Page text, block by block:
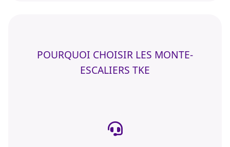
POURQUOI CHOISIR LES MONTE-
ESCALIERS TKE